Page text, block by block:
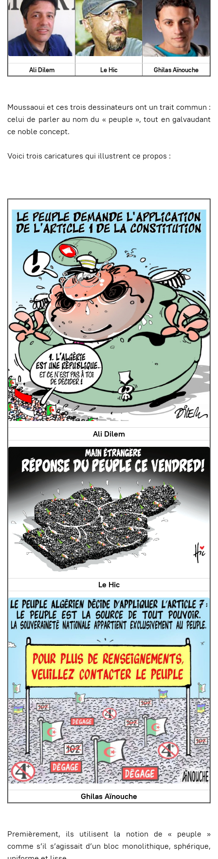
Ali Dilem Le Hic Ghilas Aïnouche
Moussaoui et ces trois dessinateurs ont un trait commun :
celui de parler au nom du « peuple », tout en galvaudant
ce noble concept.
Voici trois caricatures qui illustrent ce propos :
Ali Dilem
Le Hic
Ghilas Aïnouche
Premièrement, ils utilisent la notion de « peuple »
comme s’il s’agissait d’un bloc monolithique, sphérique,